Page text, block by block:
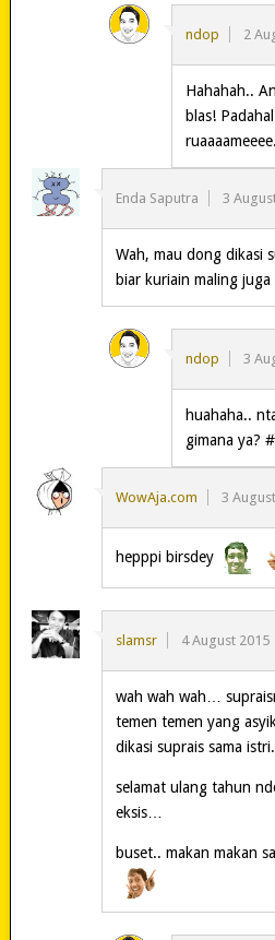
ndop 2
Hahahah..
blas!
Enda Saputra 3
Wah, mau dong dikasi
biar kuriain maling juga
ndop 3
huahaha..
gimana ya?
WowAja.com 3
hepppi birsdey
slamsr 4 August 2015
wah wah wah…
temen temen yang
dikasi suprais sama
selamat ulang tahun
eksis…
buset.. makan makan